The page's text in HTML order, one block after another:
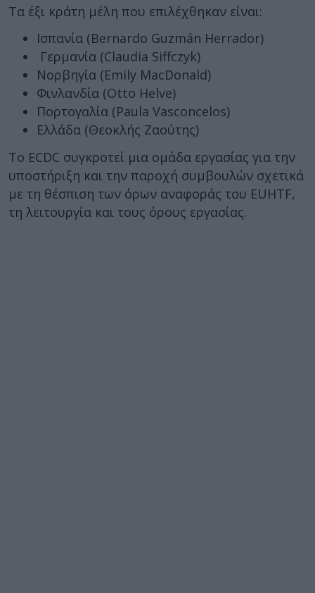
Τα έξι κράτη μέλη που επιλέχθηκαν είναι:
Ισπανία (Bernardo Guzmán Herrador)
Γερμανία (Claudia Siffczyk)
Νορβηγία (Emily MacDonald)
Φινλανδία (Otto Helve)
Πορτογαλία (Paula Vasconcelos)
Ελλάδα (Θεοκλής Ζαούτης)
Το ECDC συγκροτεί μια ομάδα εργασίας για την
υποστήριξη και την παροχή συμβουλών σχετικά
με τη θέσπιση των όρων αναφοράς του EUHTF,
τη λειτουργία και τους όρους εργασίας.